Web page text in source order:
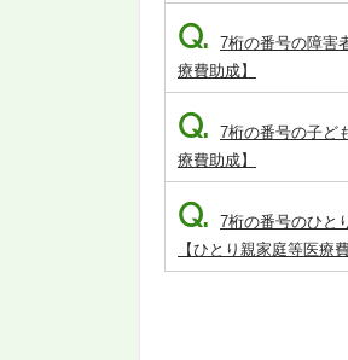
Q.
7桁の番号の障害
療費助成】
Q.
7桁の番号の子ど
療費助成】
Q.
7桁の番号のひと
【ひとり親家庭等医療